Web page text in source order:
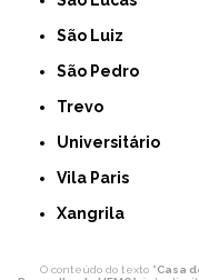
São Luiz
São Pedro
Trevo
Universitário
Vila Paris
Xangrila
O conteúdo do texto "Casa